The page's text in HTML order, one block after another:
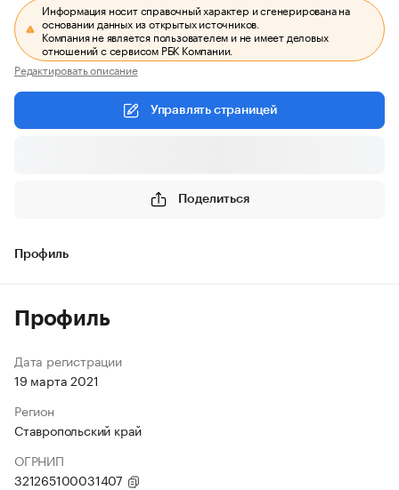
Информация носит справочный характер и сгенерирована на
основании данных из открытых источников.
Компания не является пользователем и не имеет деловых
отношений с сервисом РБК Компании.
Редактировать описание
Управлять страницей
Поделиться
Профиль
Профиль
Дата регистрации
19 марта 2021
Регион
Ставропольский край
ОГРНИП
321265100031407